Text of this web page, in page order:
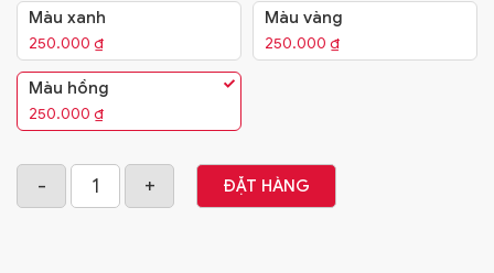
Màu xanh
250.000 ₫
Màu vàng
250.000 ₫
Màu hồng
250.000 ₫
ĐẶT HÀNG